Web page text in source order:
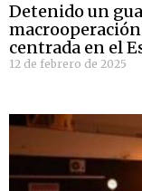
Detenido un
centrada en el
12 de febrero de 2025